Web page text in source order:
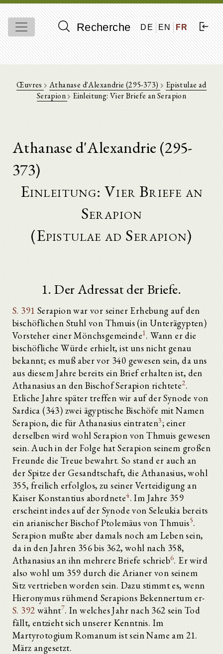
Recherche DE EN FR
Œuvres Athanase d'Alexandrie (295-373)
Epistulae ad
Serapion Einleitung: Vier Briefe an Serapion
Athanase d'Alexandrie (295-
373)
Einleitung: Vier Briefe an
Serapion
(Epistulae ad Serapion)
1. Der Adressat der Briefe.
S. 391 Serapion war vor seiner Erhebung auf den
bischöflichen Stuhl von Thmuis (in Unterägypten)
Vorsteher einer Mönchsgemeinde1. Wann er die
bischöfliche Würde erhielt, ist uns nicht genau
bekannt; es muß aber vor 340 gewesen sein, da uns
aus diesem Jahre bereits ein Brief erhalten ist, den
Athanasius an den Bischof Serapion richtete2.
Etliche Jahre später treffen wir auf der Synode von
Sardica (343) zwei ägyptische Bischöfe mit Namen
Serapion, die für Athanasius eintraten3; einer
derselben wird wohl Serapion von Thmuis gewesen
sein. Auch in der Folge hat Serapion seinem großen
Freunde die Treue bewahrt. So stand er auch an
der Spitze der Gesandtschaft, die Athanasius, wohl
355, freilich erfolglos, zu seiner Verteidigung an
Kaiser Konstantius abordnete4. Im Jahre 359
erscheint indes auf der Synode von Seleukia bereits
ein arianischer Bischof Ptolemäus von Thmuis5.
Serapion mußte aber damals noch am Leben sein,
da in den Jahren 356 bis 362, wohl nach 358,
Athanasius an ihn mehrere Briefe schrieb6. Er wird
also wohl um 359 durch die Arianer von seinem
Sitz vertrieben worden sein. Dazu stimmt es, wenn
Hieronymus rühmend Serapions Bekennertum er-
S. 392 wähnt7. In welches Jahr nach 362 sein Tod
fällt, entzieht sich unserer Kenntnis. Im
Martyrotogium Romanum ist sein Name am 21.
März angesetzt.